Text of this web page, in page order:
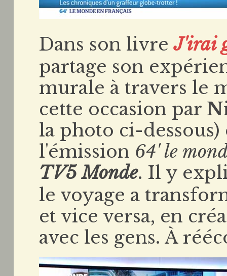
Dans son livreJ'irai
partage son
murale à travers le
cette occasion par
la photo ci-
l'émission 64' le
TV5 Monde. Il y
le voyage a
et vice versa, en
avec les gens. À